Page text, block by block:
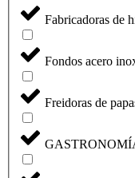
Fabricadoras de
Fondos acero
Freidoras de